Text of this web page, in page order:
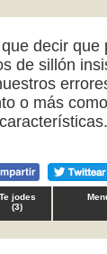
decir que
de sillón
o más
Te jodes
(3)